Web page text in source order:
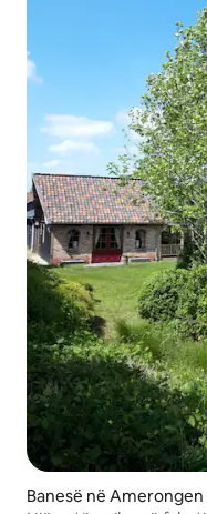
Banesë në Amerongen